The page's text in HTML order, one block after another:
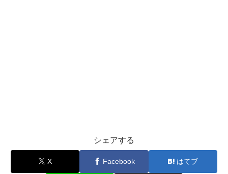
シェアする
X Facebook はてブ